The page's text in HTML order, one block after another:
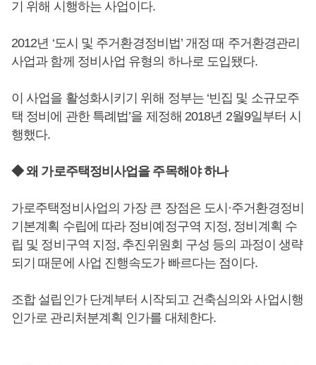
기 위해 시행하는 사업이다.
2012년 ‘도시 및 주거환경정비법’ 개정 때 주거환경관리
사업과 함께 정비사업 유형의 하나로 도입됐다.
이 사업을 활성화시키기 위해 정부는 ‘빈집 및 소규모주
택 정비에 관한 특례법’을 제정해 2018년 2월9일부터 시
행했다.
◆ 왜 가로주택정비사업을 주목해야 하나
가로주택정비사업의 가장 큰 장점은 도시·주거환경정비
기본계획 수립에 따라 정비예정구역 지정, 정비계획 수
립 및 정비구역 지정, 추진위원회 구성 등의 과정이 생략
되기 때문에 사업 진행속도가 빠르다는 점이다.
조합 설립인가 단계부터 시작되고 건축심의와 사업시행
인가로 관리처분계획 인가를 대체한다.